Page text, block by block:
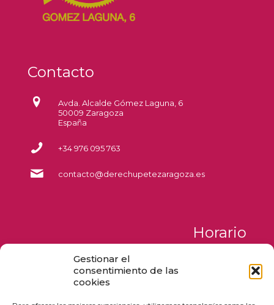
Gestionar el
consentimiento de las
cookies
Contacto
Avda. Alcalde Gómez Laguna, 6
50009 Zaragoza
España
+34 976 095 763
contacto@derechupetezaragoza.es
Horario